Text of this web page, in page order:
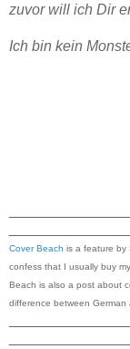
zuvor will ich Dir
Ich bin kein
Cover Beach is a feature by
confess that I usually buy
Beach is also a post about
difference between German